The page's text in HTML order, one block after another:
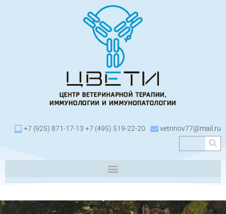
+7 (925) 871-17-13 +7 (495) 519-22-20 vetnnov77@mail.ru